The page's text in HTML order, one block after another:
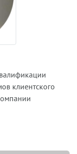
клиентского